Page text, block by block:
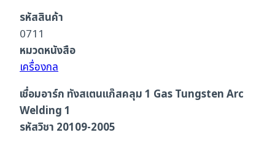
รหัสสินค้า
0711
หมวดหนังสือ
เครื่องกล
เชื่อมอาร์ก ทังสเตนแก๊สคลุม 1 Gas Tungsten Arc
Welding 1
รหัสวิชา 20109-2005